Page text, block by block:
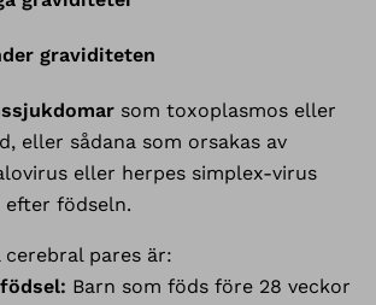
graviditeten
som toxoplasmos eller
eller sådana som orsakas av
eller herpes simplex-virus
födseln.
pares är:
Barn som föds före 28 veckor